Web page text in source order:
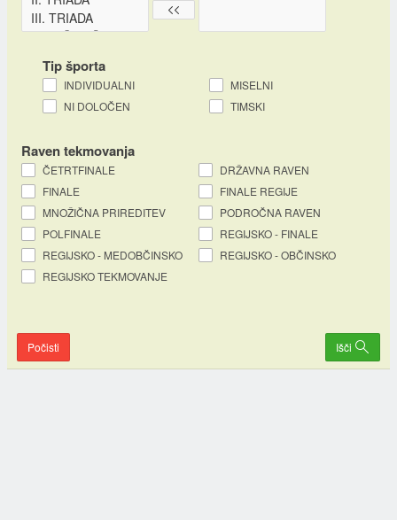
Tip športa
INDIVIDUALNI
MISELNI
NI DOLOČEN
TIMSKI
Raven tekmovanja
ČETRTFINALE
DRŽAVNA RAVEN
FINALE
FINALE REGIJE
MNOŽIČNA PRIREDITEV
PODROČNA RAVEN
POLFINALE
REGIJSKO - FINALE
REGIJSKO - MEDOBČINSKO
REGIJSKO - OBČINSKO
REGIJSKO TEKMOVANJE
Počisti Išči